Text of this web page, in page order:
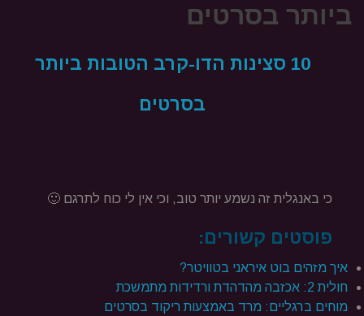
ביותר בסרטים
10 סצינות הדו-קרב הטובות ביותר
בסרטים
כי באנגלית זה נשמע יותר טוב, וכי אין לי כוח לתרגם 🙂
פוסטים קשורים:
איך מזהים בוט איראני בטוויטר?
חולית 2: אכזבה מהדהדת ורדידות מתמשכת
מוחים ברגליים: מרד באמצעות ריקוד בסרטים